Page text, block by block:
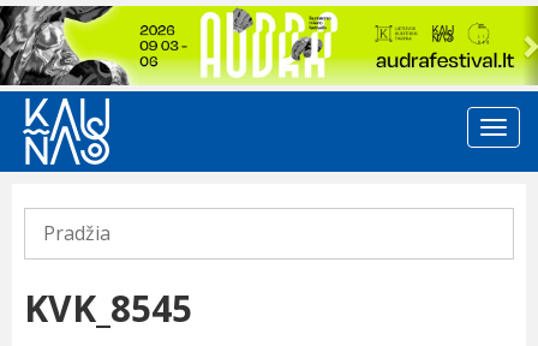
Previous
Pradžia
KVK_8545